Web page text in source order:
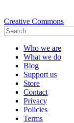
Creative Commons
Who we are
What we do
Blog
Support us
Store
Contact
Privacy
Policies
Terms